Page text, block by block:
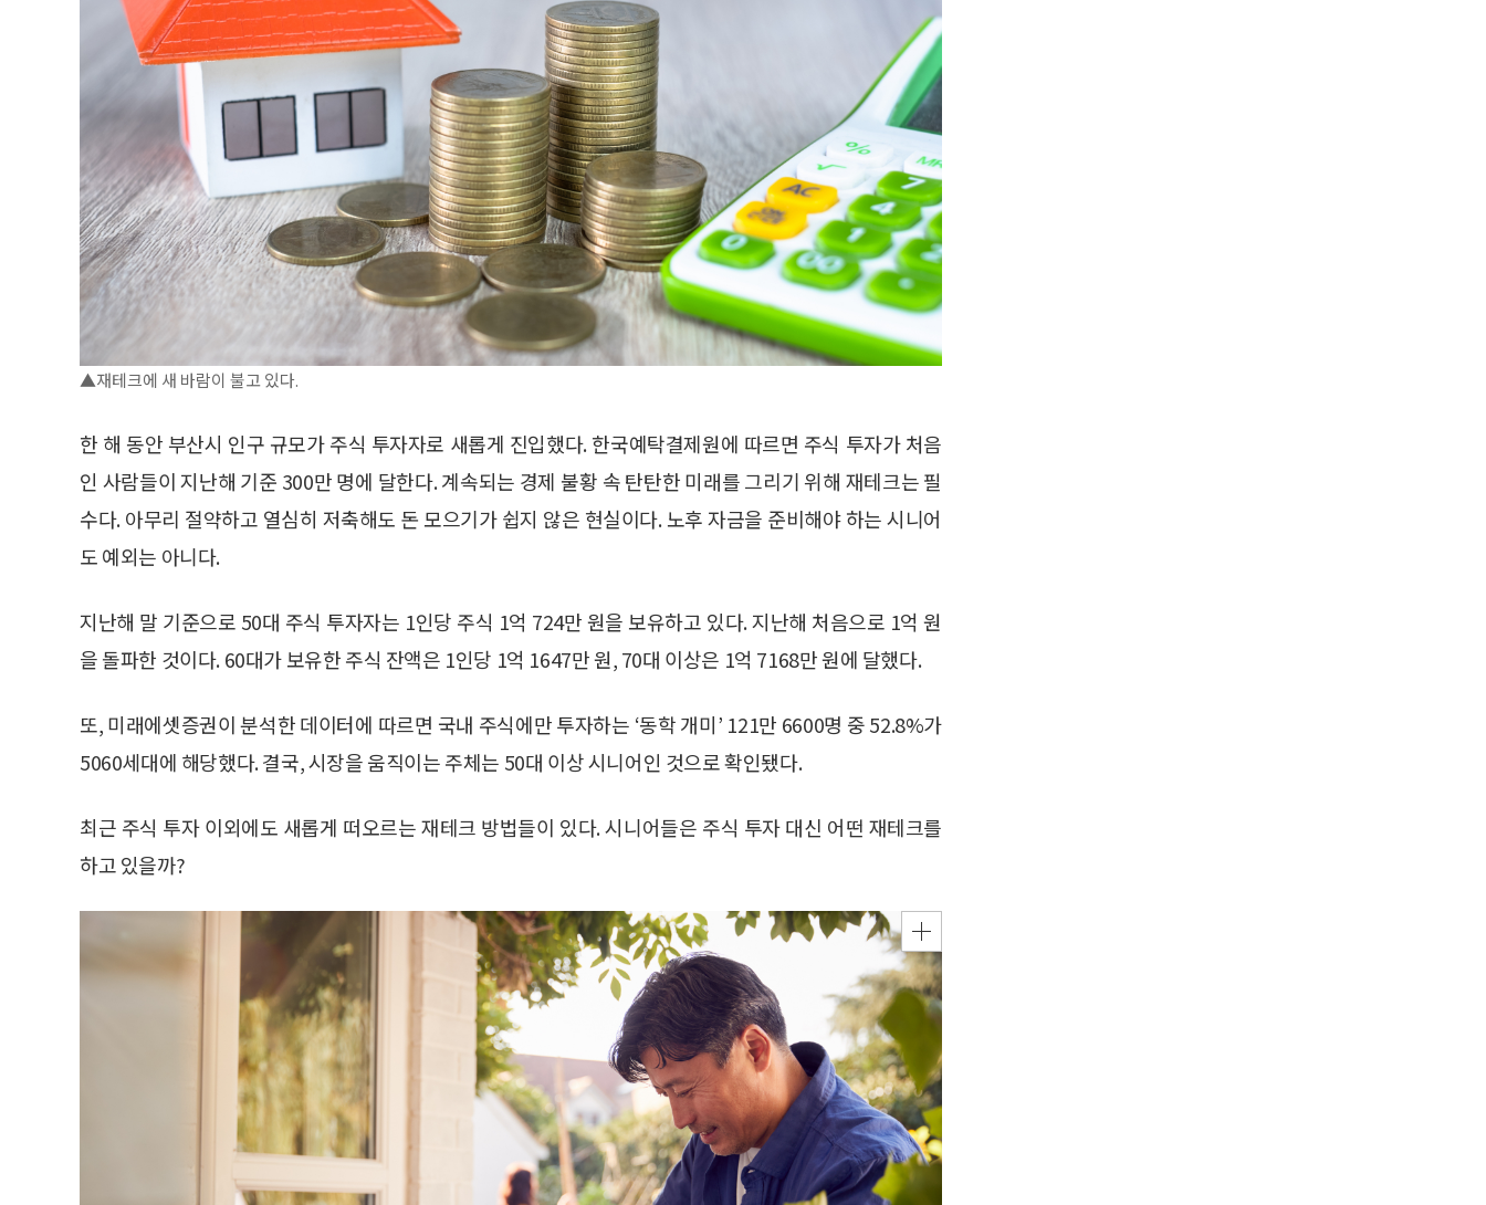
▲재테크에 새 바람이 불고 있다.
한 해 동안 부산시 인구 규모가 주식 투자자로 새롭게 진입했다. 한국예탁결제원에 따르면 주식 투자가 처음
인 사람들이 지난해 기준 300만 명에 달한다. 계속되는 경제 불황 속 탄탄한 미래를 그리기 위해 재테크는 필
수다. 아무리 절약하고 열심히 저축해도 돈 모으기가 쉽지 않은 현실이다. 노후 자금을 준비해야 하는 시니어
도 예외는 아니다.
지난해 말 기준으로 50대 주식 투자자는 1인당 주식 1억 724만 원을 보유하고 있다. 지난해 처음으로 1억 원
을 돌파한 것이다. 60대가 보유한 주식 잔액은 1인당 1억 1647만 원, 70대 이상은 1억 7168만 원에 달했다.
또, 미래에셋증권이 분석한 데이터에 따르면 국내 주식에만 투자하는 ‘동학 개미’ 121만 6600명 중 52.8%가
5060세대에 해당했다. 결국, 시장을 움직이는 주체는 50대 이상 시니어인 것으로 확인됐다.
최근 주식 투자 이외에도 새롭게 떠오르는 재테크 방법들이 있다. 시니어들은 주식 투자 대신 어떤 재테크를
하고 있을까?